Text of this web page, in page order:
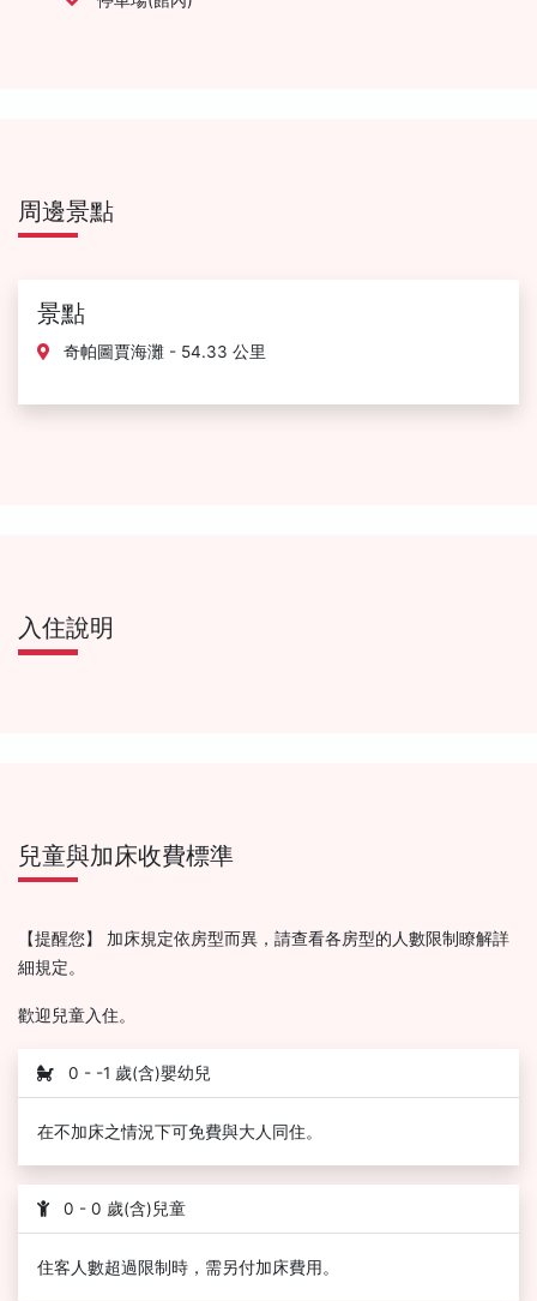
周邊景點
景點
奇帕圖賈海灘 - 54.33 公里
入住說明
兒童與加床收費標準
【提醒您】 加床規定依房型而異，請查看各房型的人數限制瞭解詳
細規定。
歡迎兒童入住。
0 - -1 歲(含)嬰幼兒
在不加床之情況下可免費與大人同住。
0 - 0 歲(含)兒童
住客人數超過限制時，需另付加床費用。